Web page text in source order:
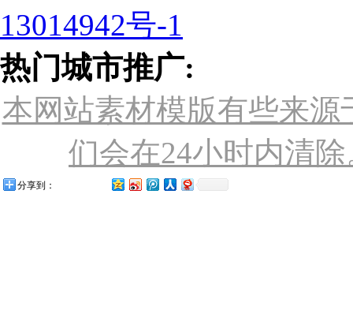
13014942号-1
热门城市推广:
本网站素材模版有些来
们会在24小时内清
分享到：